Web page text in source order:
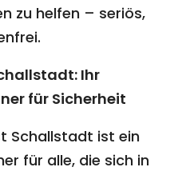
zu helfen – seriös,
Ihr
für Sicherheit
Schallstadt ist ein
für alle, die sich in